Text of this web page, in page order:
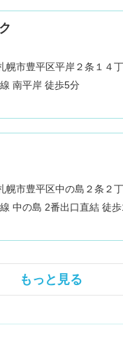
幌市豊平区平岸２条１４
札幌市営地下鉄南北線 南平岸 徒歩5分
幌市豊平区中の島２条２
中の島 2番出口直結 徒
もっと見る